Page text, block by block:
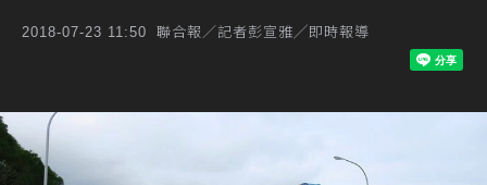
2018-07-23 11:50 聯合報／記者彭宣雅╱即時報導